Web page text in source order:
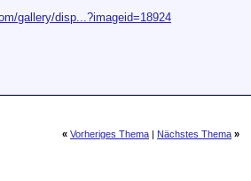
gallery/disp...?imageid=18924
« Vorheriges Thema | Nächstes Thema »